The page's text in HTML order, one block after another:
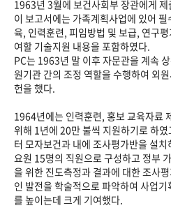
1963년 3월에 보건사회부 장관에게 제
이 보고서에는 가족계획사업에 있어
육, 인력훈련, 피임방법 및 보급, 연구
여할 기술지원 내용을 포함하였다.
PC는 1963년 말 이후 자문관을 계속
원기관 간의 조정 역할을 수행하여 외
헌을 했다.
1964년에는 인력훈련, 홍보 교육자료
위해 1년에 20만 불씩 지원하기로 하
터 모자보건과 내에 조사평가반을 설
요원 15명의 직원으로 구성하고 정부
을 위한 진도측정과 결과에 대한 조사
인 발전을 학술적으로 파악하여 사업
를 높이는데 크게 기여했다.